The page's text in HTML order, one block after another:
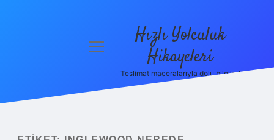
menüyü
Hızlı Yolculuk
Hikayeleri
Teslimat maceralarıyla dolu bilgiler!